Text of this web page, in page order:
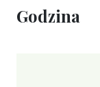
Godzina